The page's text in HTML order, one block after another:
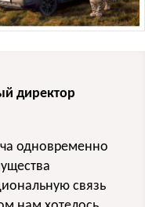
директор
одновременно
связь